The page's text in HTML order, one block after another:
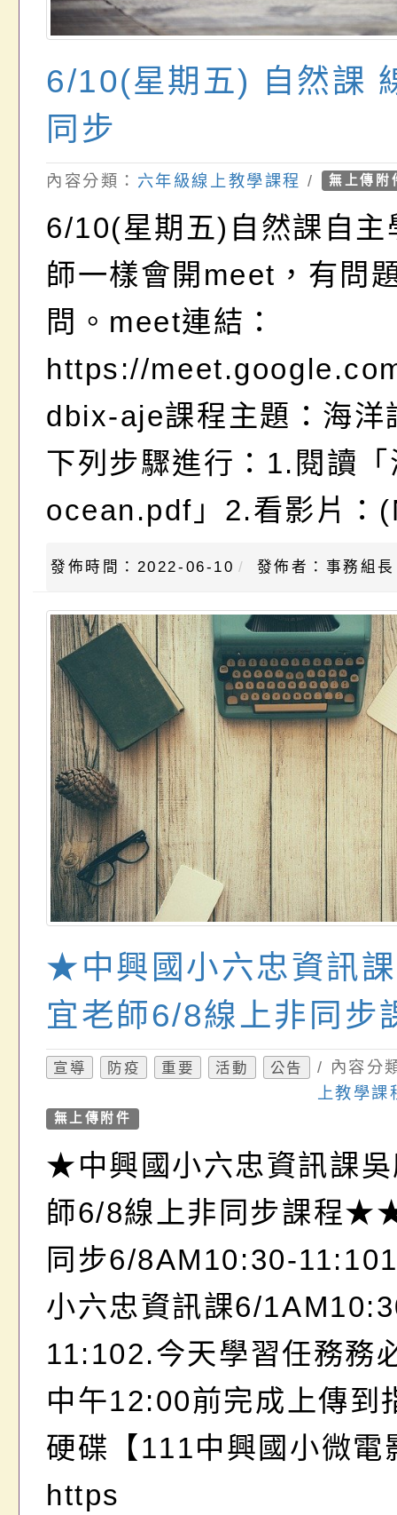
6/10(星期五) 自然課
同步
內容分類： 六年級線上教學課程 / 無上傳附
6/10(星期五)自然課自主
師一樣會開meet，有問
問。meet連結：
https://
dbix-aje課程主題：海洋
下列步驟進行：1.閱讀「
ocean.pdf」2.看影片：
發佈時間：2022-06-10 發佈者：事務組長
★中興國小六忠資訊
宜老師6/8線上非同
宣導 防疫 重要 活動 公告
/ 內容分
上教學課
無上傳附件
★中興國小六忠資訊課
師6/8線上非同步課程
同步6/8AM10:30-
小六忠資訊課6/
11:102.今天學習任務務
中午12:00前完成上傳到
硬碟【111中興國小微電
https